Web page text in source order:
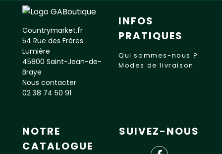
Countrymarket.fr
54 Rue des Frères
Lumière
45800 Saint-Jean-de-
Braye
Nous contacter
02 38 74 50 91
INFOS
PRATIQUES
Qui sommes-nous ?
Modes de livraison
NOTRE
CATALOGUE
SUIVEZ-NOUS